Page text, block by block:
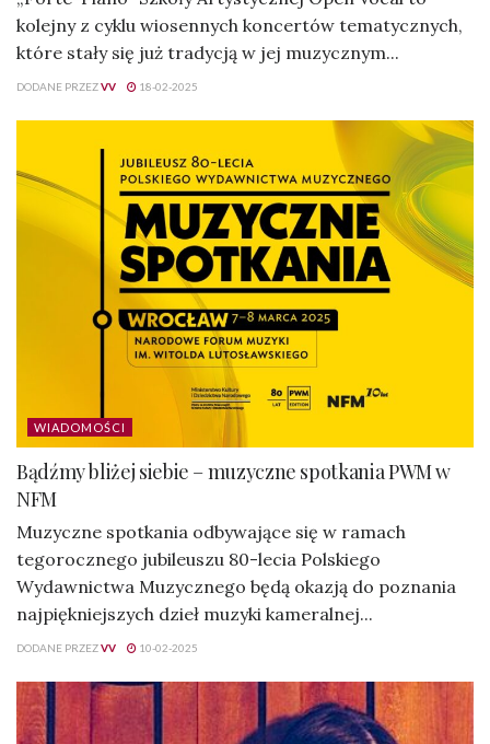
kolejny z cyklu wiosennych koncertów tematycznych,
które stały się już tradycją w jej muzycznym...
DODANE PRZEZVV 18-02-2025
WIADOMOŚCI
Bądźmy bliżej siebie – muzyczne spotkania PWM w
NFM
Muzyczne spotkania odbywające się w ramach
tegorocznego jubileuszu 80-lecia Polskiego
Wydawnictwa Muzycznego będą okazją do poznania
najpiękniejszych dzieł muzyki kameralnej...
DODANE PRZEZVV 10-02-2025